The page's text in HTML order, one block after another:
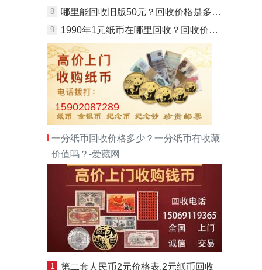
8 哪里能回收旧版50元？回收价格是多少？
9 1990年1元纸币在哪里回收？回收价格是多少？
15902087289
一分纸币回收价格多少？一分纸币有收藏
价值吗？-爱藏网
1 第二套人民币2元价格表,2元纸币回收